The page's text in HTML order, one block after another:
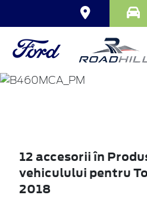
COURIER
12 accesorii în
vehiculului pentru
2018